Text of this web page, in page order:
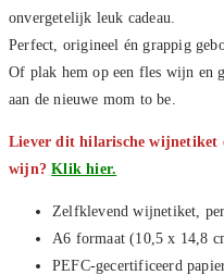
onvergetelijk leuk cadeau.
Perfect, origineel én grappig
Of plak hem op een fles wijn en
aan de nieuwe mom to be.
Liever dit hilarische wijnetiket
wijn?Klik hier.
Zelfklevend wijnetiket,
A6 formaat (10,5 x 14,8
PEFC-gecertificeerd